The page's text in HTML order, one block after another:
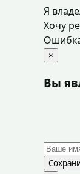
Я
Хочу
×
Вы